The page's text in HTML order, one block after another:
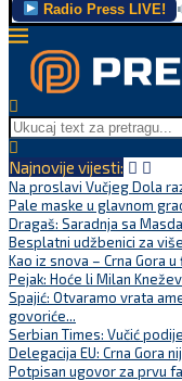
Radio Press LIVE!
Najnovije vijesti:
Na proslavi Vučjeg Dola
Pale maske u glavnom
Dragaš: Saradnja sa
Besplatni udžbenici za
Kao iz snova – Crna Gora
Pejak: Hoće li Milan
Spajić: Otvaramo vrata
govoriće...
Serbian Times: Vučić
Delegacija EU: Crna Gora
Potpisan ugovor za prvu